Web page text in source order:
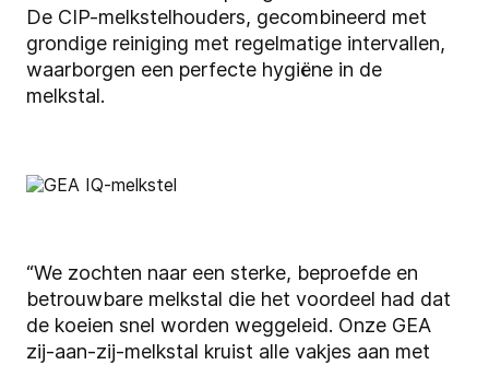
De CIP-melkstelhouders, gecombineerd met
grondige reiniging met regelmatige intervallen,
waarborgen een perfecte hygiëne in de
melkstal.
“We zochten naar een sterke, beproefde en
betrouwbare melkstal die het voordeel had dat
de koeien snel worden weggeleid. Onze GEA
zij-aan-zij-melkstal kruist alle vakjes aan met